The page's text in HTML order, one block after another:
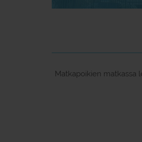
Matkapoikien matkassa